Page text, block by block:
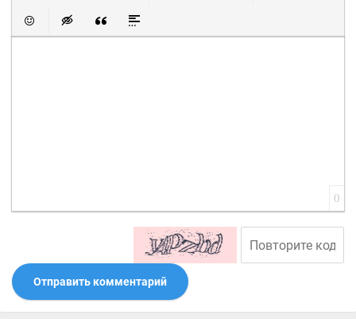
Вставить смайлик
Вставка скрытого текста
Вставка цитаты
Вставка спойлера
0
Отправить комментарий